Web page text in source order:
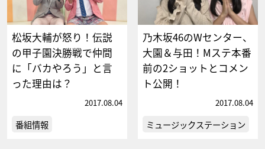
松坂大輔が怒り！伝説
の甲子園決勝戦で仲間
に「バカやろう」と言
った理由は？
2017.08.04
番組情報
乃木坂46のWセンター、
大園＆与田！Mステ本番
前の2ショットとコメン
ト公開！
2017.08.04
ミュージックステーション